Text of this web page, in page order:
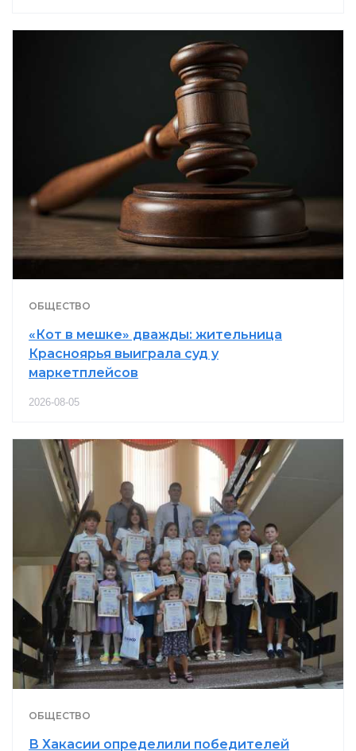
ОБЩЕСТВО
«Кот в мешке» дважды: жительница
Красноярья выиграла суд у
маркетплейсов
2026-08-05
ОБЩЕСТВО
В Хакасии определили победителей